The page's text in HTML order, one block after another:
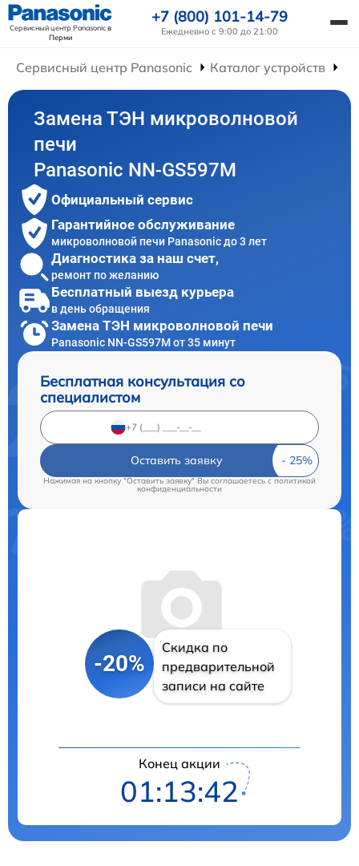
Сервисный центр Panasonicв
Перми
+7 (800) 101-14-79
Ежедневно с 9:00 до 21:00
Сервисный центр Panasonic Каталог устройств
Замена ТЭН микроволновой
печи
Panasonic NN-GS597M
Официальный сервис
Гарантийное обслуживание
микроволновой печи Panasonic до 3 лет
Диагностика за наш счет,
ремонт по желанию
Бесплатный выезд курьера
в день обращения
Замена ТЭН микроволновой печи
Panasonic NN-GS597M от 35 минут
Бесплатная консультация со
специалистом
Оставить заявку
Нажимая на кнопку "Оставить заявку" Вы соглашаетесь cполитикой
конфиденциальности
-20%
Скидка по
предварительной
записи на сайте
Конец акции
01:13:42